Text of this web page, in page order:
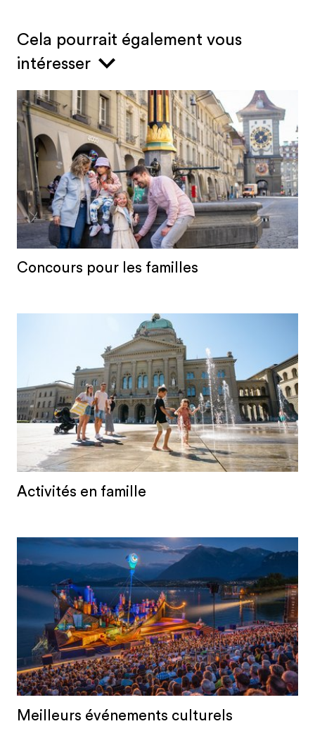
Cela pourrait également vous
intéresser
Concours pour les familles
Activités en famille
Meilleurs événements culturels